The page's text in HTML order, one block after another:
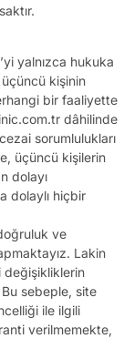
yalnızca hukuka
kişinin
bir faaliyette
dâhilinde
sorumlulukları
üçüncü kişilerin
dolayı
dolaylı hiçbir
ve
Lakin
değişikliklerin
Bu sebeple, site
ile ilgili
verilmemekte,